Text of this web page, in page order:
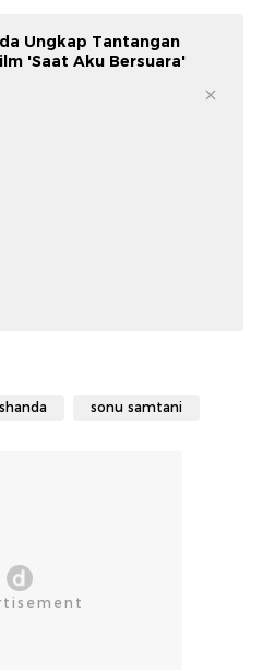
Ungkap Tantangan
'Saat Aku Bersuara'
sonu samtani